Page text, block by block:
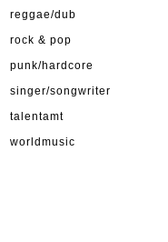
reggae/dub
rock & pop
punk/hardcore
singer/songwriter
talentamt
worldmusic